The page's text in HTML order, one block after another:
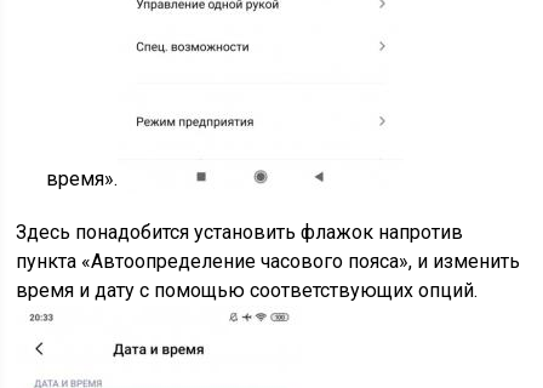
время».
Здесь понадобится установить флажок напротив
пункта «Автоопределение часового пояса», и изменить
время и дату с помощью соответствующих опций.